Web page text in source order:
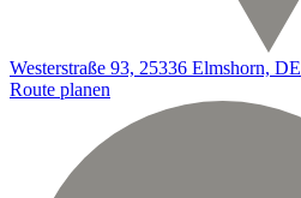
Westerstraße 93, 25336 Elmshorn, DE
Route planen